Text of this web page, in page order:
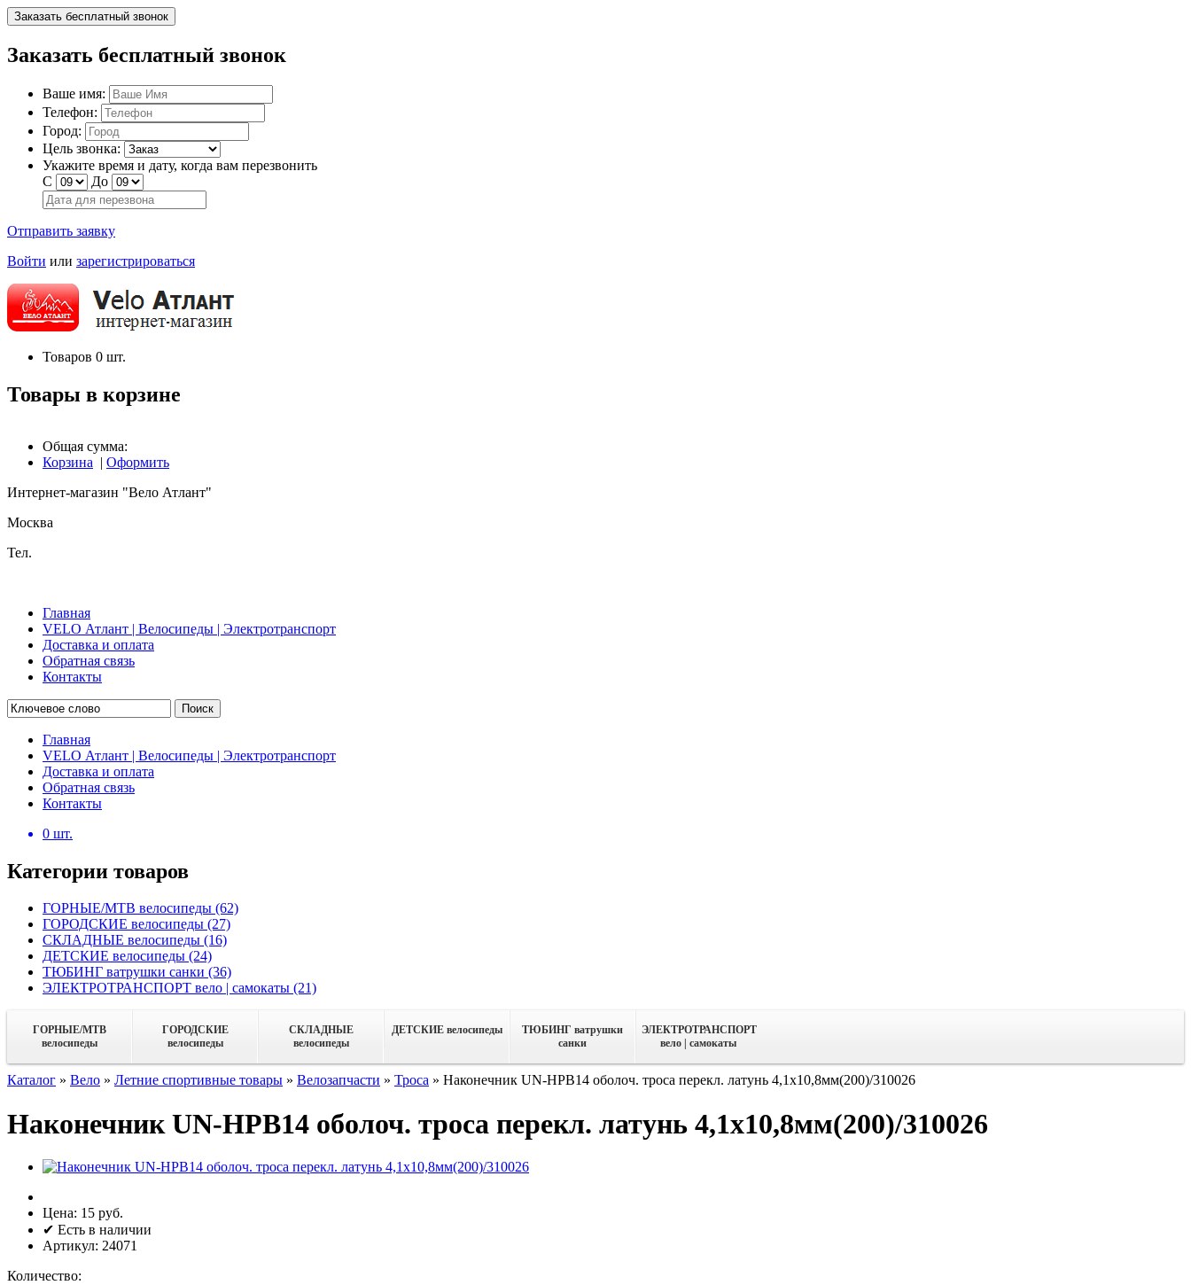
Заказать бесплатный звонок
Заказать бесплатный звонок
Ваше имя:
Телефон:
Город:
Цель звонка:
Укажите время и дату, когда вам перезвонить
С
До
Отправить заявку
Войти или зарегистрироваться
Товаров 0 шт.
Товары в корзине
Общая сумма:
Корзина | Оформить
Интернет-магазин "Вело Атлант"
Москва
Тел.
Главная
VELO Атлант | Велосипеды | Электротранспорт
Доставка и оплата
Обратная связь
Контакты
Поиск
Главная
VELO Атлант | Велосипеды | Электротранспорт
Доставка и оплата
Обратная связь
Контакты
0 шт.
Категории товаров
ГОРНЫЕ/MTB велосипеды (62)
ГОРОДСКИЕ велосипеды (27)
СКЛАДНЫЕ велосипеды (16)
ДЕТСКИЕ велосипеды (24)
ТЮБИНГ ватрушки санки (36)
ЭЛЕКТРОТРАНСПОРТ вело | самокаты (21)
ГОРНЫЕ/MTB
велосипеды
ГОРОДСКИЕ
велосипеды
СКЛАДНЫЕ
велосипеды
ДЕТСКИЕ велосипеды
ТЮБИНГ ватрушки
санки
ЭЛЕКТРОТРАНСПОРТ
вело | самокаты
Каталог » Вело » Летние спортивные товары » Велозапчасти » Троса » Наконечник UN-HPB14 оболоч. троса перекл. латунь 4,1х10,8мм(200)/310026
Наконечник UN-HPB14 оболоч. троса перекл. латунь 4,1х10,8мм(200)/310026
Цена: 15 руб.
✔ Есть в наличии
Артикул: 24071
Количество: